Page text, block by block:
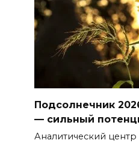
Подсолнечник
— сильный
Аналитический центр